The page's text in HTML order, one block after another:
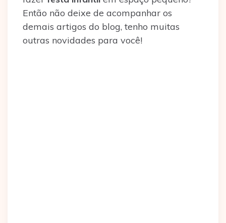
Então não deixe de acompanhar os
demais artigos do blog, tenho muitas
outras novidades para você!